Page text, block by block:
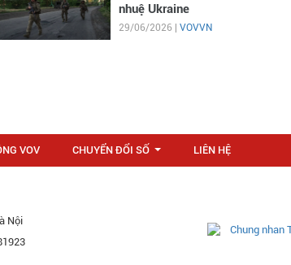
nhuệ Ukraine
29/06/2026 | VOVVN
VOV CHUYỂN ĐỔI SỐ LIÊN HỆ
Nội